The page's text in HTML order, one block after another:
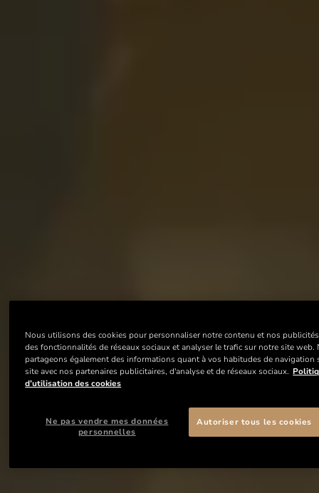
Nous utilisons des cookies pour personnaliser notre contenu et nos
des fonctionnalités de réseaux sociaux et analyser le trafic sur notre site web.
partageons également des informations quant à vos habitudes de navigation
site avec nos partenaires publicitaires, d'analyse et de réseaux sociaux.
d’utilisation des cookies
Ne pas vendre mes données
personnelles
Autoriser tous les cookies